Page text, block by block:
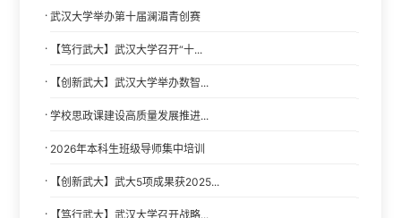
· 武汉大学举办第十届澜湄青创赛
· 【笃行武大】武汉大学召开“十...
· 【创新武大】武汉大学举办数智...
· 学校思政课建设高质量发展推进...
· 2026年本科生班级导师集中培训
· 【创新武大】武大5项成果获2025...
· 【笃行武大】武汉大学召开战略...